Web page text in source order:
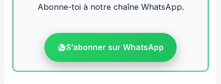
Abonne-toi à notre chaîne WhatsApp.
S’abonner sur WhatsApp